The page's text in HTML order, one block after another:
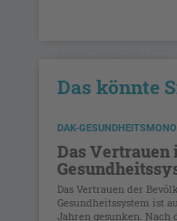
Das könnte
DAK-
Das Vertrauen
Das Vertrauen der
Gesundheitssystem ist
Jahren gesunken. Nach